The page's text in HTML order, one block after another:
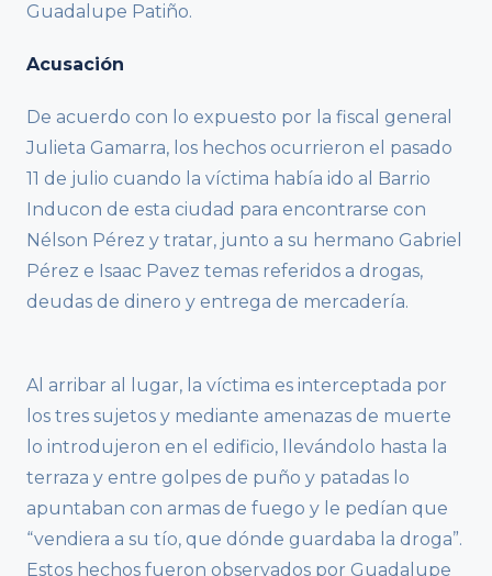
Guadalupe Patiño.
Acusación
De acuerdo con lo expuesto por la fiscal general
Julieta Gamarra, los hechos ocurrieron el pasado
11 de julio cuando la víctima había ido al Barrio
Inducon de esta ciudad para encontrarse con
Nélson Pérez y tratar, junto a su hermano Gabriel
Pérez e Isaac Pavez temas referidos a drogas,
deudas de dinero y entrega de mercadería.
Al arribar al lugar, la víctima es interceptada por
los tres sujetos y mediante amenazas de muerte
lo introdujeron en el edificio, llevándolo hasta la
terraza y entre golpes de puño y patadas lo
apuntaban con armas de fuego y le pedían que
“vendiera a su tío, que dónde guardaba la droga”.
Estos hechos fueron observados por Guadalupe